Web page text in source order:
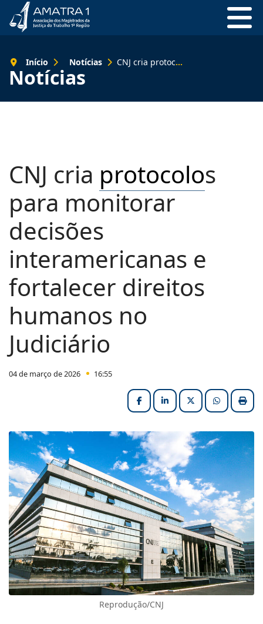
Notícias
Início Notícias CNJ cria protocolos para monitorar decisões interamericanas e fortalecer direitos humanos no Judiciário
CNJ cria protocolos
para monitorar
decisões
interamericanas e
fortalecer direitos
humanos no
Judiciário
04 de março de 2026 16:55
FacebookLinkedInX (formerly
Reprodução/CNJ